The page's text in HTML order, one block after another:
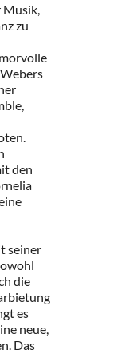
Musik,
zu
den
seiner
die
es
neue,
Das